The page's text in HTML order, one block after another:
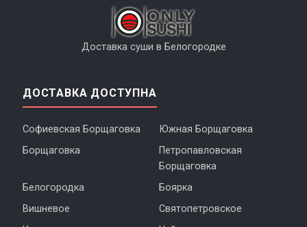
Доставка суши в Белогородке
ДОСТАВКА ДОСТУПНА
Софиевская Борщаговка
Южная Борщаговка
Борщаговка
Петропавловская
Борщаговка
Белогородка
Боярка
Вишневое
Святопетровское